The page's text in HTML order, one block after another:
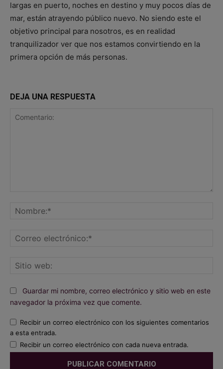
largas en puerto, noches en destino y muy pocos días de
mar, están atrayendo público nuevo. No siendo este el
objetivo principal para nosotros, es en realidad
tranquilizador ver que nos estamos convirtiendo en la
primera opción de más personas.
DEJA UNA RESPUESTA
Guardar mi nombre, correo electrónico y sitio web en este
navegador la próxima vez que comente.
Recibir un correo electrónico con los siguientes comentarios
a esta entrada.
Recibir un correo electrónico con cada nueva entrada.